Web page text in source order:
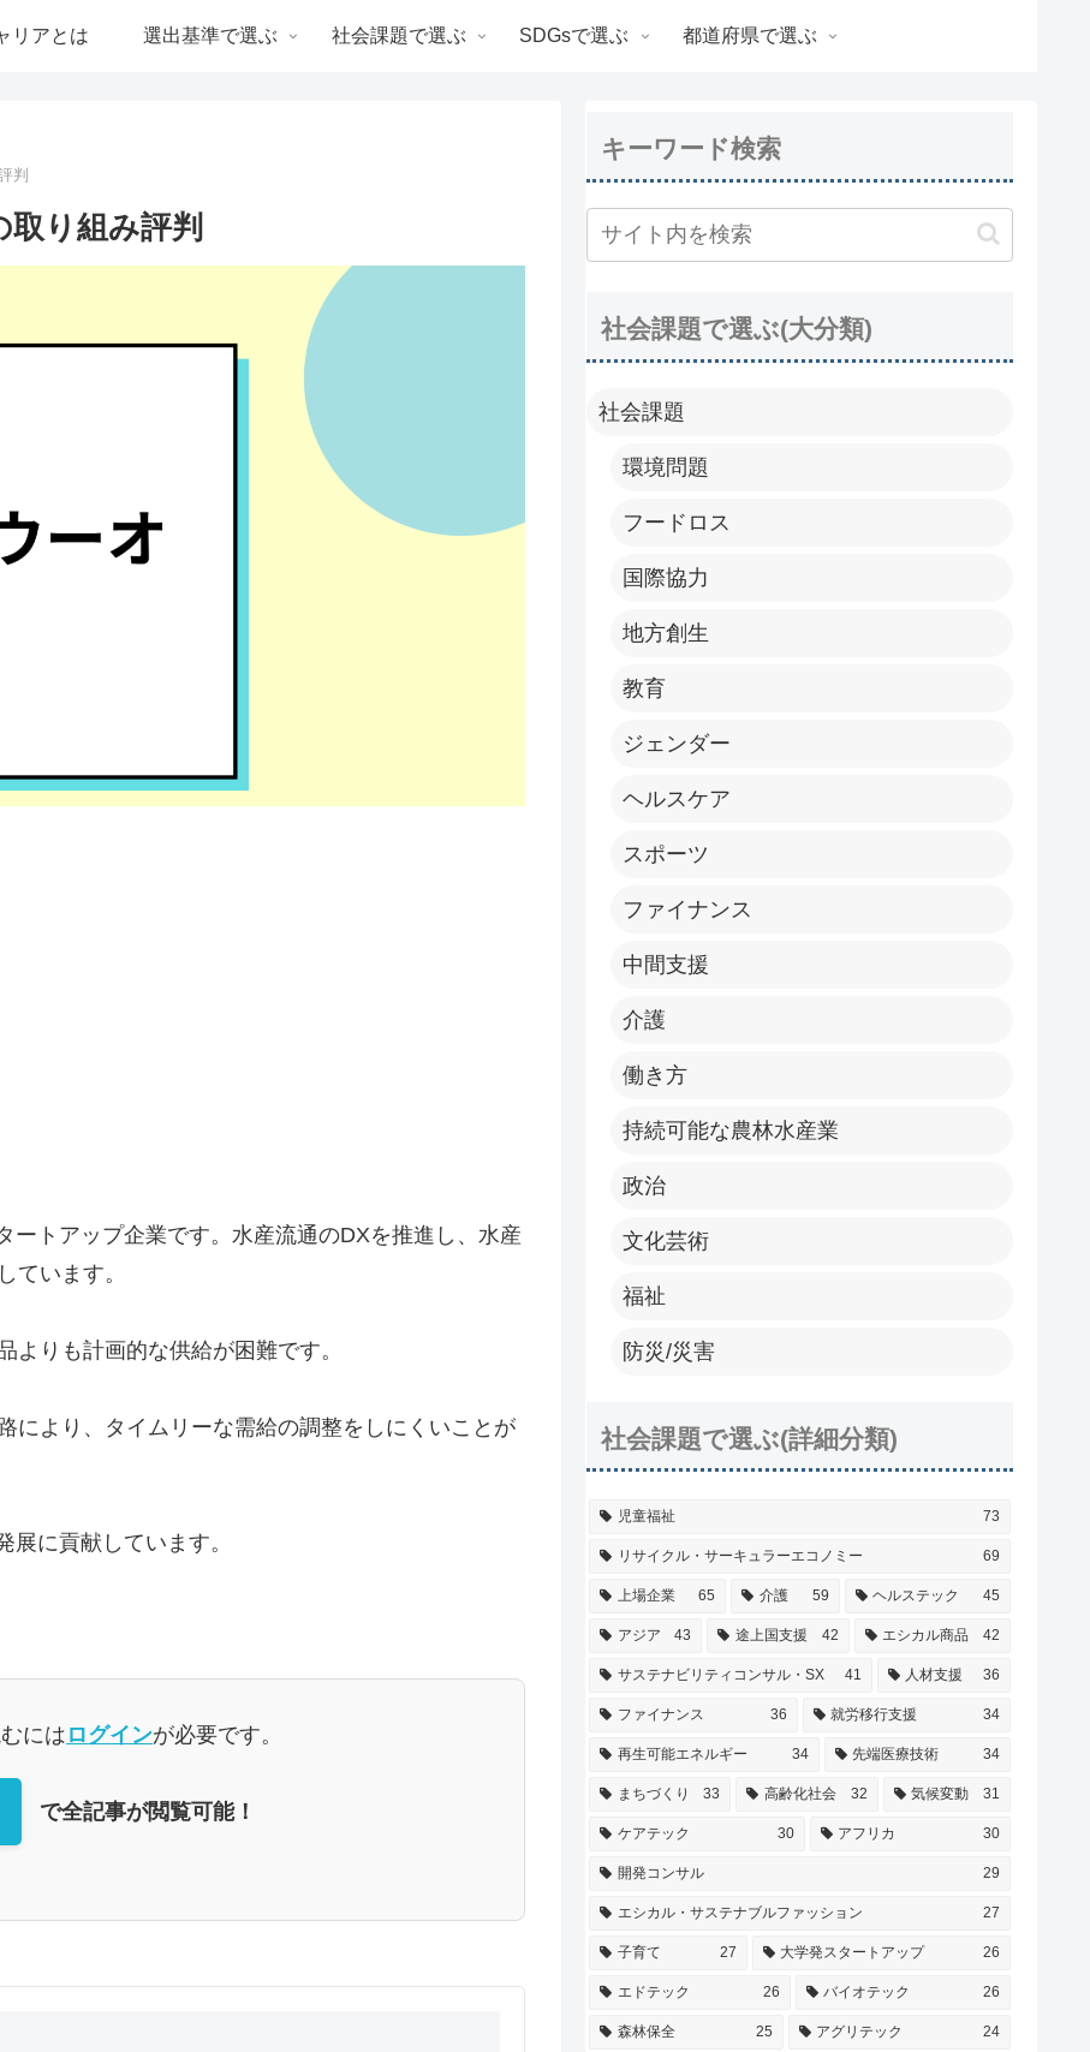
リアとは 選出基準で選ぶ 社会課題で選ぶ SDGsで選ぶ 都道府県で選ぶ
判
り組み評判
ートアップ企業です。水産流通のDXを推進し、水産
ています。
りも計画的な供給が困難です。
により、タイムリーな需給の調整をしにくいことが
に貢献しています。
には ログインが必要です。
で全記事が閲覧可能！
キーワード検索
社会課題で選ぶ(大分類)
社会課題
環境問題
フードロス
国際協力
地方創生
教育
ジェンダー
ヘルスケア
スポーツ
ファイナンス
中間支援
介護
働き方
持続可能な農林水産業
政治
文化芸術
福祉
防災/災害
社会課題で選ぶ(詳細分類)
児童福祉 73
リサイクル・サーキュラーエコノミー 69
上場企業 65 介護 59 ヘルステック 45
アジア 43 途上国支援 42 エシカル商品 42
サステナビリティコンサル・SX 41 人材支援 36
ファイナンス 36 就労移行支援 34
再生可能エネルギー 34 先端医療技術 34
まちづくり 33 高齢化社会 32 気候変動 31
ケアテック 30 アフリカ 30
開発コンサル 29
エシカル・サステナブルファッション 27
子育て 27 大学発スタートアップ 26
エドテック 26 バイオテック 26
森林保全 25 アグリテック 24